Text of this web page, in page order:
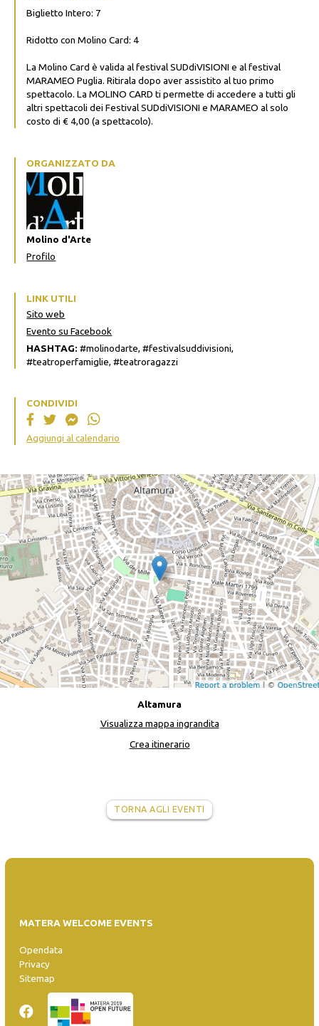
Biglietto Intero: 7
Ridotto con Molino Card: 4
La Molino Card è valida al festival SUDdiVISIONI e al festival
MARAMEO Puglia. Ritirala dopo aver assistito al tuo primo
spettacolo. La MOLINO CARD ti permette di accedere a tutti gli
altri spettacoli dei Festival SUDdiVISIONI e MARAMEO al solo
costo di € 4,00 (a spettacolo).
ORGANIZZATO DA
Molino d'Arte
Profilo
LINK UTILI
Sito web
Evento su Facebook
HASHTAG: #molinodarte, #festivalsuddivisioni,
#teatroperfamiglie, #teatroragazzi
CONDIVIDI
Aggiungi al calendario
Altamura
Visualizza mappa ingrandita
Crea itinerario
TORNA AGLI EVENTI
MATERA WELCOME EVENTS
Opendata
Privacy
Sitemap